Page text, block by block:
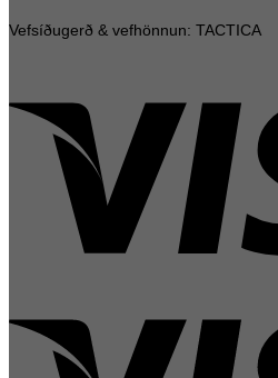
Vefsíðugerð & vefhönnun: TACTICA